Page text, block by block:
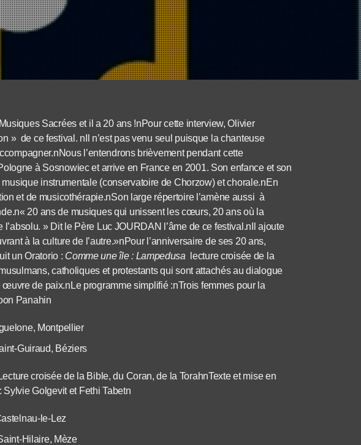
Sacrées et il a 20 ans !nPour cette interview, Olivier
» de ce festival. nIl n’est pas venu seul puisque la chanteuse
l’entendrons brièvement pendant cette
à Sosnowiec et arrive en France en 2001. Son enfance et son
instrumentale (conservatoire de Chorzow) et chorale.nEn
et de musicothérapie.nSon large répertoire l’amène aussi à
20 ans de musiques qui unissent les cœurs, 20 ans où la
l’absolu. » Dit le Père Luc JOURDAN l’âme de ce festival.nIl ajoute
à la culture de l’autre.»nPour l’anniversaire de ses 20 ans,
un Oratorio : Comme une île : Lampedusa lecture croisée de la
catholiques et protestants qui sont attachés au dialogue
de paix.nLe programme simplifié :nTrois femmes pour la
Panahin
Montpellier
Guiraud, Béziers
croisée de la Bible, du Coran, de la TorahnTexte et mise en
Golgevit et Fethi Tabetn
le-Lez
Hilaire, Mèze